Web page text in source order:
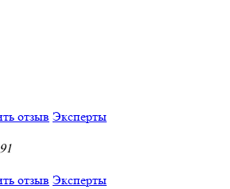
отзыв Эксперты
отзыв Эксперты